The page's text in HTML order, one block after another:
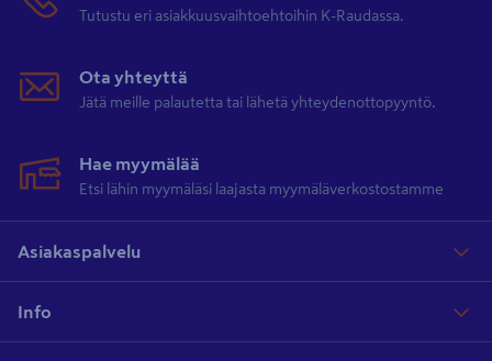
Tutustu eri asiakkuusvaihtoehtoihin K-Raudassa.
Ota yhteyttä
Jätä meille palautetta tai lähetä yhteydenottopyyntö.
Hae myymälää
Etsi lähin myymäläsi laajasta myymäläverkostostamme
Asiakaspalvelu
Info